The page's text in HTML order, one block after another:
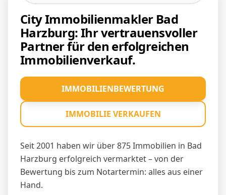
City Immobilienmakler Bad
Harzburg: Ihr vertrauensvoller
Partner für den erfolgreichen
Immobilienverkauf.
Seit 2001 haben wir über 875 Immobilien in Bad
Harzburg erfolgreich vermarktet – von der
Bewertung bis zum Notartermin: alles aus einer
Hand.
IMMOBILIENBEWERTUNG
IMMOBILIE VERKAUFEN